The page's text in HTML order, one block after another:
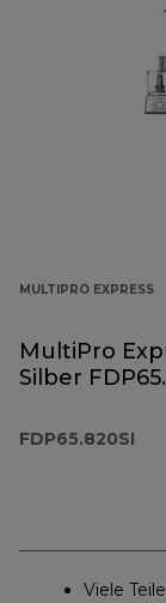
MULTIPRO EXPRESS
MultiPro
Silber
FDP65.820SI
Viele